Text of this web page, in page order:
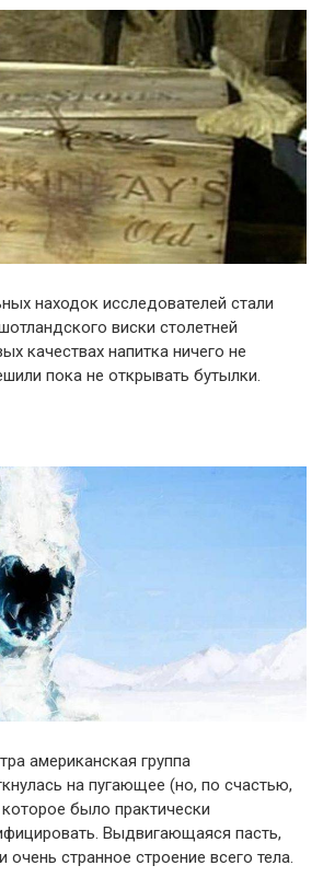
находок исследователей стали
виски столетней
качествах напитка ничего не
пока не открывать бутылки.
американская группа
на пугающее (но, по счастью,
было практически
Выдвигающаяся пасть,
очень странное строение всего тела.